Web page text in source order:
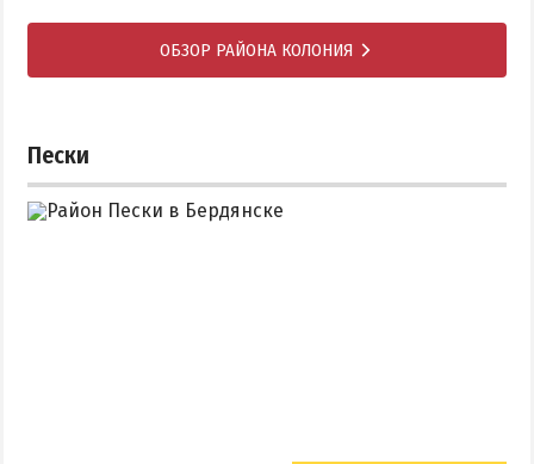
ОБЗОР РАЙОНА КОЛОНИЯ
Пески